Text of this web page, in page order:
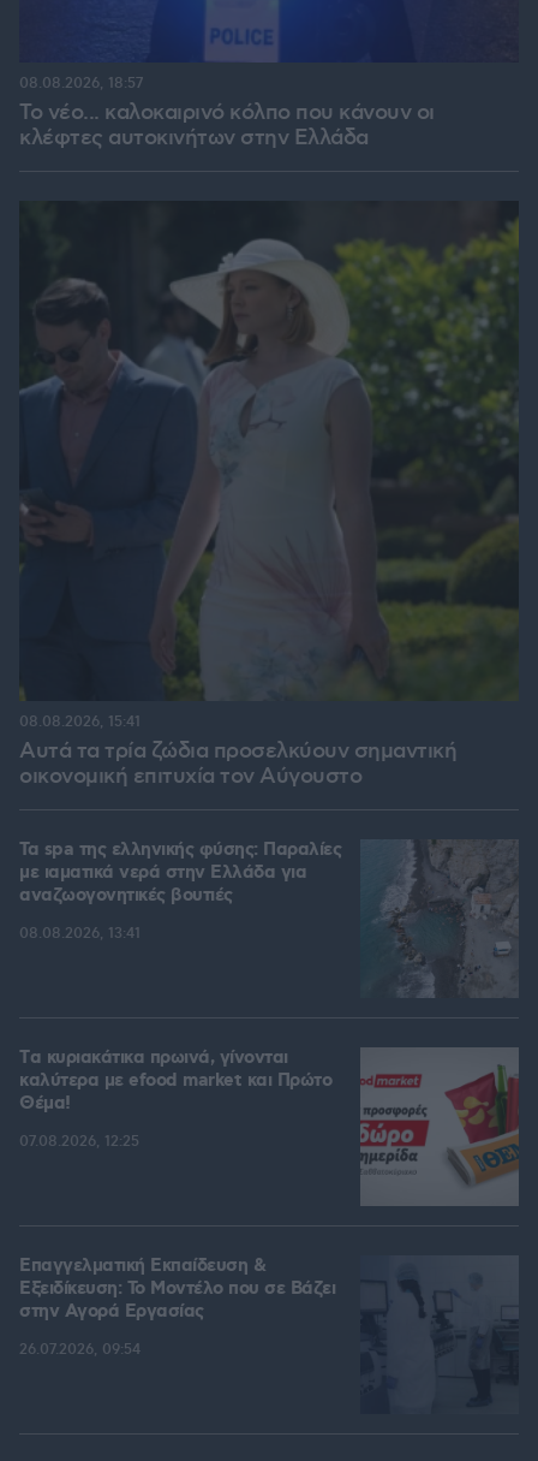
Το νέο... καλοκαιρινό κόλπο που κάνουν οι
κλέφτες αυτοκινήτων στην Ελλάδα
08.08.2026, 18:57
Αυτά τα τρία ζώδια προσελκύουν σημαντική
οικονομική επιτυχία τον Αύγουστο
08.08.2026, 15:41
Τα spa της ελληνικής φύσης: Παραλίες
με ιαματικά νερά στην Ελλάδα για
αναζωογονητικές βουτιές
08.08.2026, 13:41
Tα κυριακάτικα πρωινά, γίνονται
καλύτερα με efood market και Πρώτο
Θέμα!
07.08.2026, 12:25
Επαγγελματική Εκπαίδευση &
Εξειδίκευση: Το Mοντέλο που σε Bάζει
στην Aγορά Eργασίας
26.07.2026, 09:54